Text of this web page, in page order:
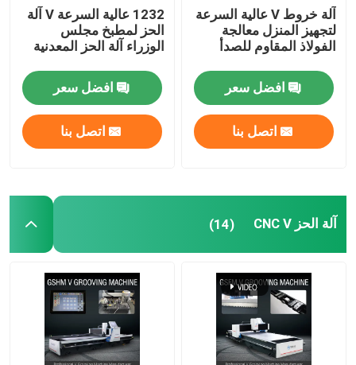
آلة القطع الأفقية V
آلة قطع الأخدود V
آلة قطع الأخدود V
آلة القطع CNC V
آلة خروط V عالية السرعة
لتجهيز المنزل معالجة
الفولاذ المقاوم للصدأ
افضل سعر
اتصل بنا
1232 عالية السرعة V آلة
الحز لمطبخ مجلس
الوزراء آلة الحز المعدنية
افضل سعر
اتصل بنا
آلة الحز CNC V (14)